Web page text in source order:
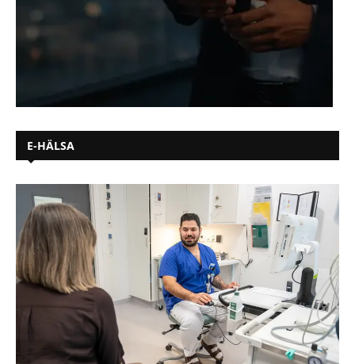
E-HÄLSA